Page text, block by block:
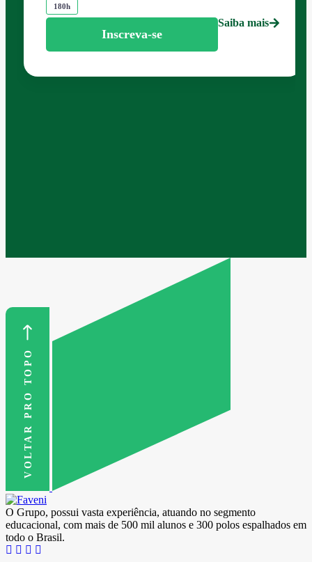
180h
Inscreva-se
Saiba mais
VOLTAR PRO TOPO
O Grupo, possui vasta experiência, atuando no segmento
educacional, com mais de 500 mil alunos e 300 polos espalhados em
todo o Brasil.